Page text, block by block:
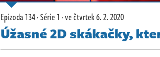
Epizoda 134 · Série 1 ·ve čtvrtek6. 2. 2020
Úžasné 2D skákačky,